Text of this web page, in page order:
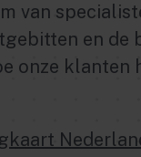
van
en de
onze klanten